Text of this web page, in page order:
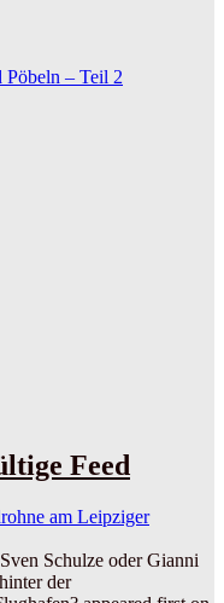
Pöbeln – Teil 2
Feed
am Leipziger
Schulze oder Gianni
der